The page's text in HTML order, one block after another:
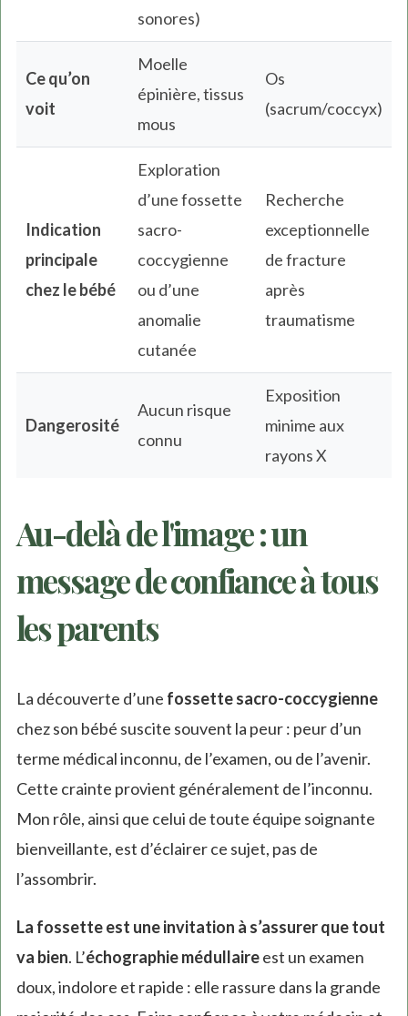
sonores)
Ce qu’on
voit
Moelle
épinière, tissus
mous
Os
(sacrum/coccyx)
Indication
principale
chez le bébé
Exploration
d’une fossette
sacro-
coccygienne
ou d’une
anomalie
cutanée
Recherche
exceptionnelle
de fracture
après
traumatisme
Dangerosité
Aucun risque
connu
Exposition
minime aux
rayons X
Au-delà de l'image : un
message de confiance à tous
les parents
La découverte d’une fossette sacro-coccygienne
chez son bébé suscite souvent la peur : peur d’un
terme médical inconnu, de l’examen, ou de l’avenir.
Cette crainte provient généralement de l’inconnu.
Mon rôle, ainsi que celui de toute équipe soignante
bienveillante, est d’éclairer ce sujet, pas de
l’assombrir.
La fossette est une invitation à s’assurer que tout
va bien. L’échographie médullaireest un examen
doux, indolore et rapide : elle rassure dans la grande